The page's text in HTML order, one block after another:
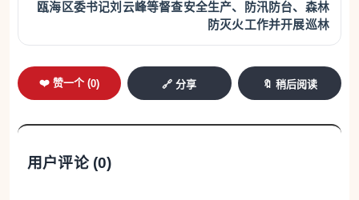
瓯海区委书记刘云峰等督查安全生产、防汛防台、森林
防灭火工作并开展巡林
❤️ 赞一个 (0) 🔗 分享 🔖 稍后阅读
用户评论 (0)